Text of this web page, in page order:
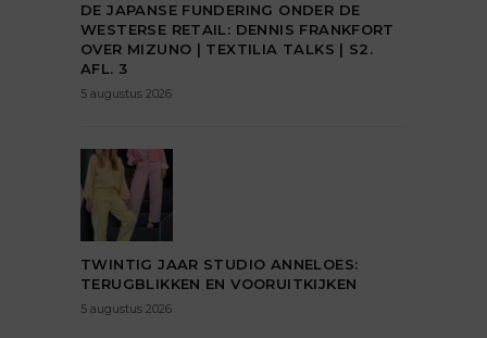
DE JAPANSE FUNDERING ONDER DE
WESTERSE RETAIL: DENNIS FRANKFORT
OVER MIZUNO | TEXTILIA TALKS | S2.
AFL. 3
5 augustus 2026
TWINTIG JAAR STUDIO ANNELOES:
TERUGBLIKKEN EN VOORUITKIJKEN
5 augustus 2026